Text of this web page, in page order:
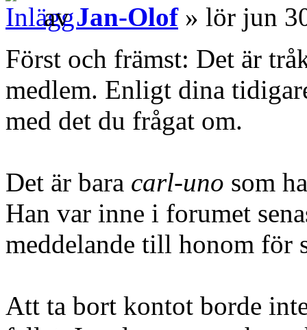
avJan-Olof» lör jun
Först och främst: Det är
medlem. Enligt dina
med det du frågat om.
Det är bara carl-uno som
Han var inne i forumet
meddelande till honom för
Att ta bort kontot borde